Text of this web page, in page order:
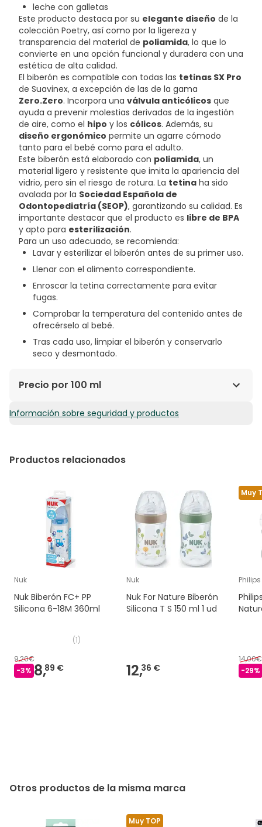
leche con galletas
Este producto destaca por su elegante diseño de la
colección Poetry, así como por la ligereza y
transparencia del material de poliamida, lo que lo
convierte en una opción funcional y duradera con una
estética de alta calidad.
El biberón es compatible con todas las tetinas SX Pro
de Suavinex, a excepción de las de la gama
Zero.Zero. Incorpora una válvula anticólicos que
ayuda a prevenir molestias derivadas de la ingestión
de aire, como el hipo y los cólicos. Además, su
diseño ergonómico permite un agarre cómodo
tanto para el bebé como para el adulto.
Este biberón está elaborado con poliamida, un
material ligero y resistente que imita la apariencia del
vidrio, pero sin el riesgo de rotura. La tetina ha sido
avalada por la Sociedad Española de
Odontopediatría (SEOP), garantizando su calidad. Es
importante destacar que el producto es libre de BPA
y apto para esterilización.
Para un uso adecuado, se recomienda:
Lavar y esterilizar el biberón antes de su primer uso.
Llenar con el alimento correspondiente.
Enroscar la tetina correctamente para evitar
fugas.
Comprobar la temperatura del contenido antes de
ofrecérselo al bebé.
Tras cada uso, limpiar el biberón y conservarlo
seco y desmontado.
Precio por 100 ml
3,33€ / 100 ml
Información sobre seguridad y productos
Productos relacionados
Nuk
Nuk Biberón FC+ PP
Silicona 6-18M 360ml
(1)
9,20€
-3% 8,89 €
Nuk
Nuk For Nature Biberón
Silicona T S 150 ml 1 ud
12,36 €
Muy
14,00€
-29%
Otros productos de la misma marca
Muy TOP